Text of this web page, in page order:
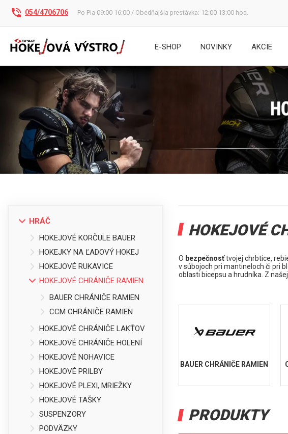
054/4706706 Po-Pia 09:00-16:00 / Obedňajšia prestávka: 12:00-13:00 hod.
E-SHOP NOVINKY AKCIE
HRÁČ
HOKEJOVÉ KORČULE BAUER
HOKEJKY NA ĽADOVÝ HOKEJ
HOKEJOVÉ RUKAVICE
HOKEJOVÉ CHRÁNIČE RAMIEN
BAUER CHRÁNIČE RAMIEN
CCM CHRÁNIČE RAMIEN
HOKEJOVÉ CHRÁNIČE LAKŤOV
HOKEJOVÉ CHRÁNIČE HOLENÍ
HOKEJOVÉ NOHAVICE
HOKEJOVÉ PRILBY
HOKEJOVÉ PLEXI, MRIEŽKY
HOKEJOVÉ TAŠKY
SUSPENZORY
PODVÄZKY
HOKEJOVÉ
O bezpečnosťtvojej chrbtice,
v súbojoch pri mantineloch či pri
oblasti bicepsu a hrudníka. Z
BAUER CHRÁNIČE RAMIEN
PRODUKTY